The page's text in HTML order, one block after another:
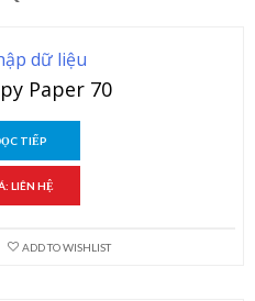
Paper 70
TIẾP
LIÊN HỆ
ADD TO WISHLIST